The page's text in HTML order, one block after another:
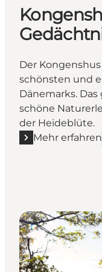
Der
schönsten und
Dänemarks.
schöne
der Heideblüte.
Mehr erfahren
Mehr erfahren